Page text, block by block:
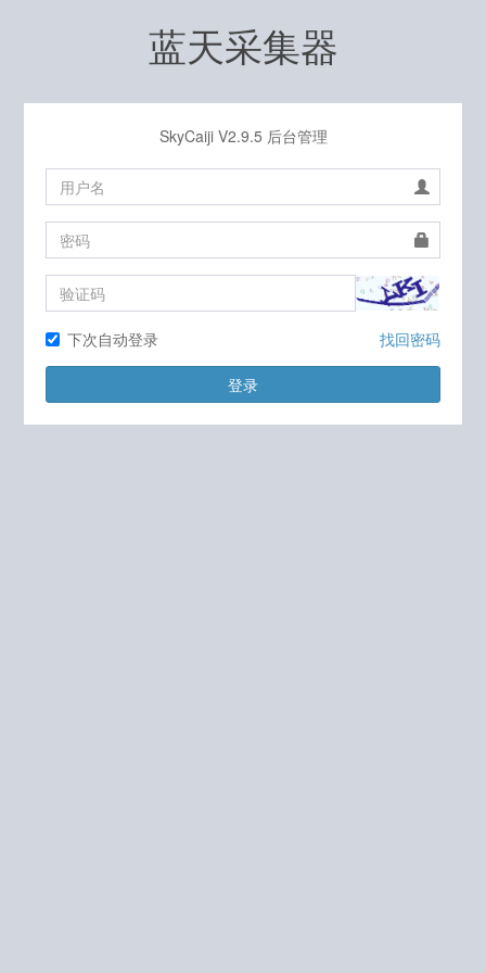
蓝天采集器
SkyCaijiV2.9.5 后台管理
下次自动登录 找回密码
登录